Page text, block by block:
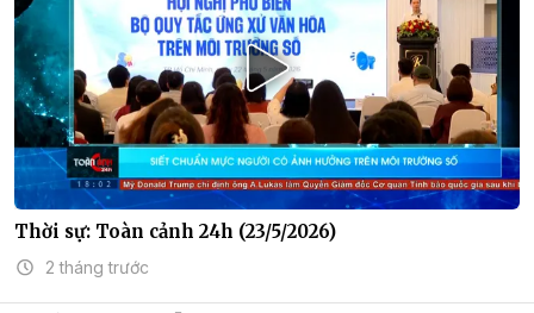
Thời sự: Toàn cảnh 24h (23/5/2026)
2 tháng trước